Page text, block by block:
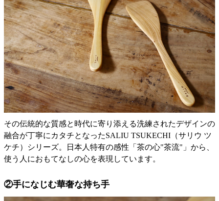
その伝統的な質感と時代に寄り添える洗練されたデザインの
融合が丁寧にカタチとなったSALIU TSUKECHI（サリウ ツ
ケチ）シリーズ。日本人特有の感性「茶の心"茶流"」から、
使う人におもてなしの心を表現しています。
②手になじむ華奢な持ち手